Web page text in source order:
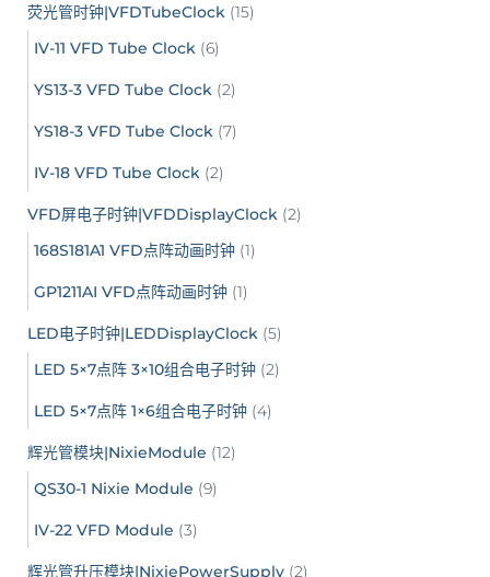
荧光管时钟|VFDTubeClock (15)
IV-11 VFD Tube Clock (6)
YS13-3 VFD Tube Clock (2)
YS18-3 VFD Tube Clock (7)
IV-18 VFD Tube Clock (2)
VFD屏电子时钟|VFDDisplayClock (2)
168S181A1 VFD点阵动画时钟 (1)
GP1211AI VFD点阵动画时钟 (1)
LED电子时钟|LEDDisplayClock (5)
LED 5×7点阵 3×10组合电子时钟 (2)
LED 5×7点阵 1×6组合电子时钟 (4)
辉光管模块|NixieModule (12)
QS30-1 Nixie Module (9)
IV-22 VFD Module (3)
辉光管升压模块|NixiePowerSupply (2)